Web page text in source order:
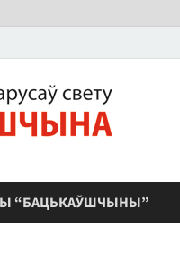
“БАЦЬКАЎШЧЫНЫ”